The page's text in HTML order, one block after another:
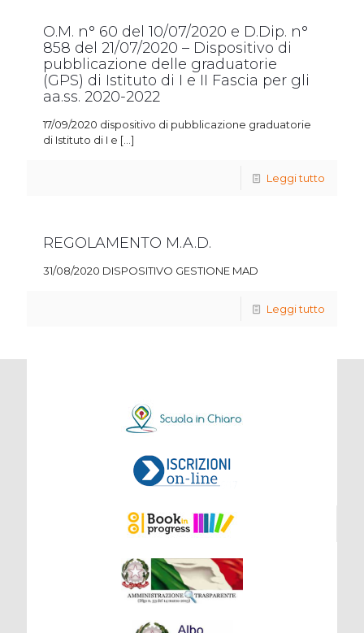
O.M. n° 60 del 10/07/2020 e D.Dip. n°
858 del 21/07/2020 – Dispositivo di
pubblicazione delle graduatorie
(GPS) di Istituto di I e II Fascia per gli
aa.ss. 2020-2022
17/09/2020 dispositivo di pubblicazione graduatorie
di Istituto di I e […]
Leggi tutto
REGOLAMENTO M.A.D.
31/08/2020 DISPOSITIVO GESTIONE MAD
Leggi tutto